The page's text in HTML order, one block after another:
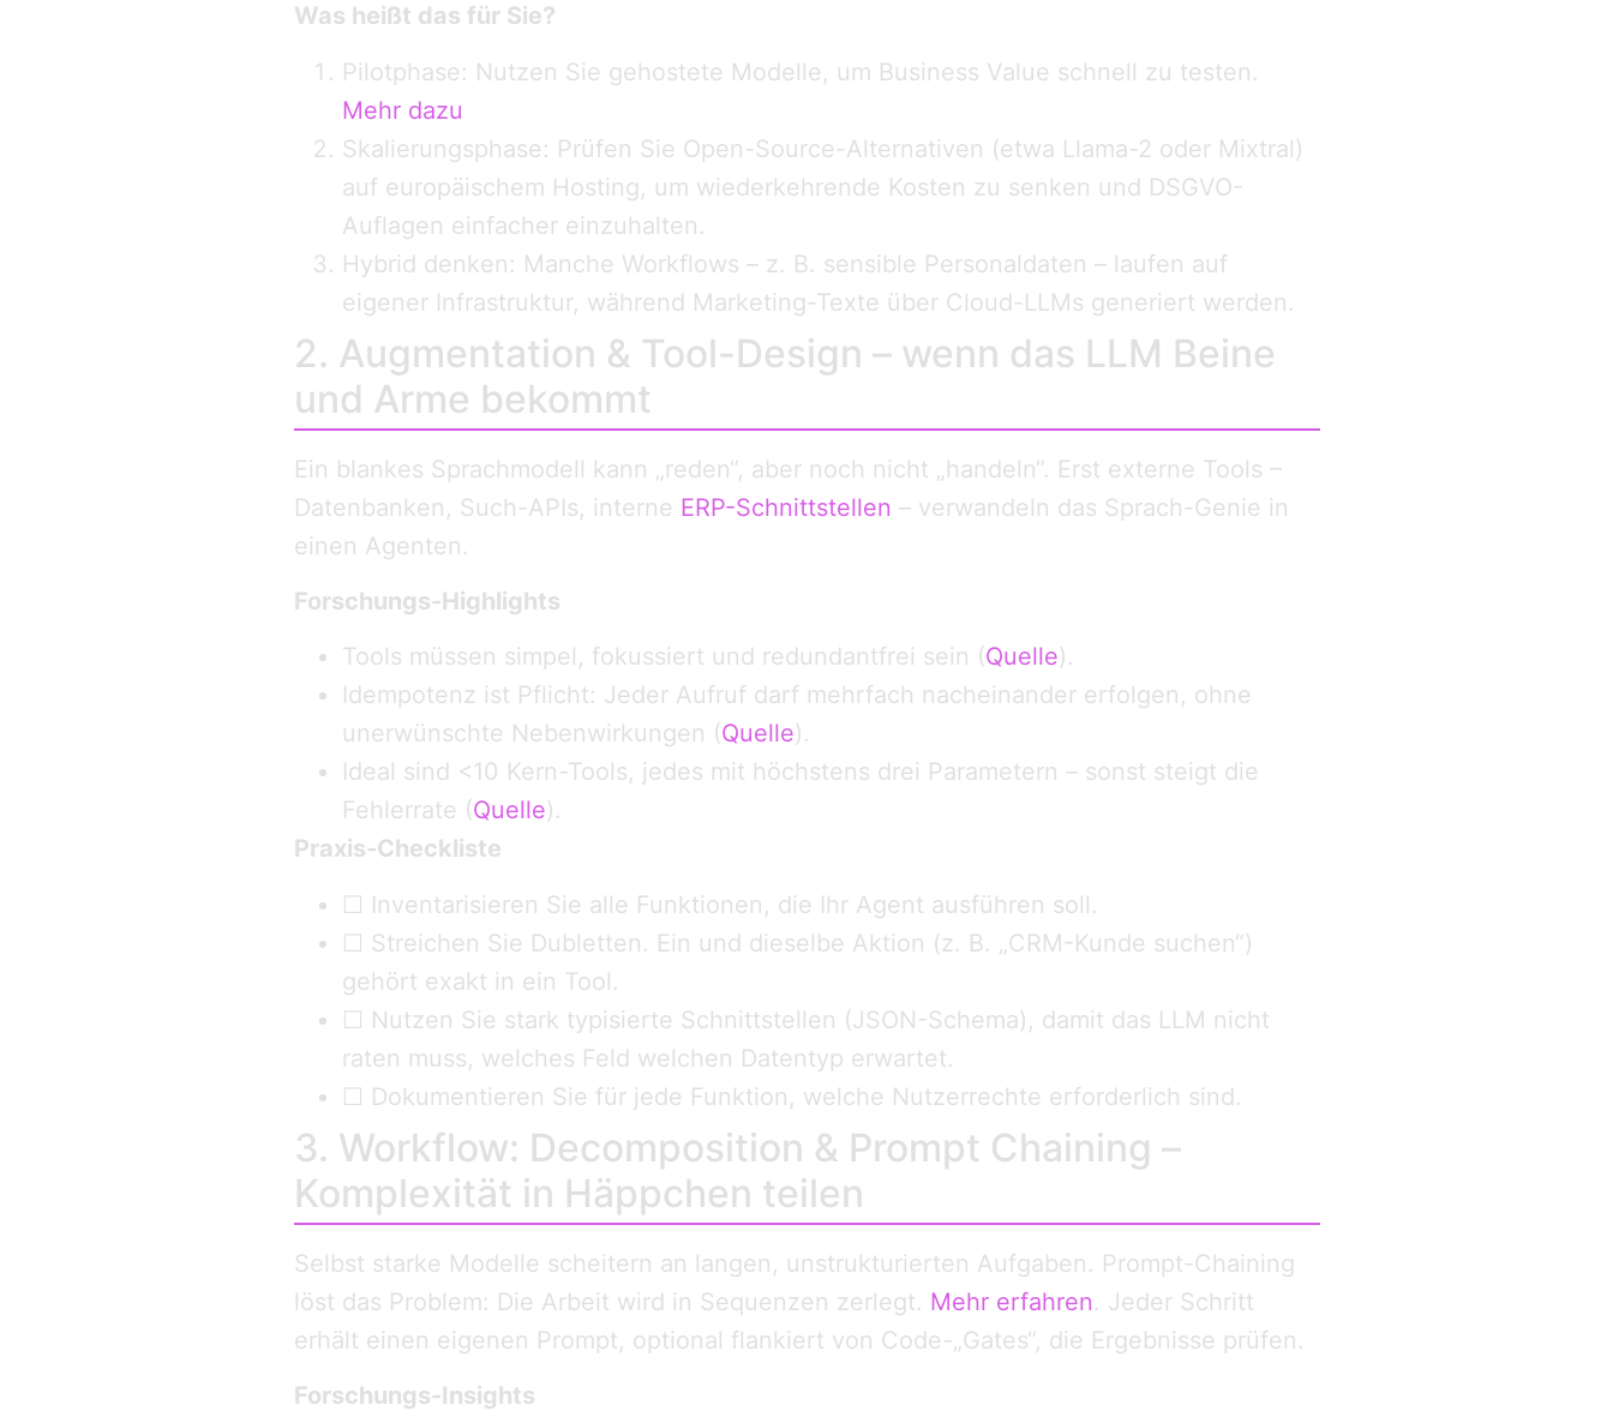
Was heißt das für Sie?
Pilotphase: Nutzen Sie gehostete Modelle, um Business Value schnell zu testen.
Mehr dazu
Skalierungsphase: Prüfen Sie Open-Source-Alternativen (etwa Llama-2 oder Mixtral)
auf europäischem Hosting, um wiederkehrende Kosten zu senken und DSGVO-
Auflagen einfacher einzuhalten.
Hybrid denken: Manche Workflows – z. B. sensible Personaldaten – laufen auf
eigener Infrastruktur, während Marketing-Texte über Cloud-LLMs generiert werden.
2. Augmentation & Tool-Design – wenn das LLM Beine
und Arme bekommt
Ein blankes Sprachmodell kann „reden“, aber noch nicht „handeln“. Erst externe Tools –
Datenbanken, Such-APIs, interne ERP-Schnittstellen – verwandeln das Sprach-Genie in
einen Agenten.
Forschungs-Highlights
Tools müssen simpel, fokussiert und redundantfrei sein (Quelle).
Idempotenz ist Pflicht: Jeder Aufruf darf mehrfach nacheinander erfolgen, ohne
unerwünschte Nebenwirkungen (Quelle).
Ideal sind <10 Kern-Tools, jedes mit höchstens drei Parametern – sonst steigt die
Fehlerrate (Quelle).
Praxis-Checkliste
☐ Inventarisieren Sie alle Funktionen, die Ihr Agent ausführen soll.
☐ Streichen Sie Dubletten. Ein und dieselbe Aktion (z. B. „CRM-Kunde suchen“)
gehört exakt in ein Tool.
☐ Nutzen Sie stark typisierte Schnittstellen (JSON-Schema), damit das LLM nicht
raten muss, welches Feld welchen Datentyp erwartet.
☐ Dokumentieren Sie für jede Funktion, welche Nutzerrechte erforderlich sind.
3. Workflow: Decomposition & Prompt Chaining –
Komplexität in Häppchen teilen
Selbst starke Modelle scheitern an langen, unstrukturierten Aufgaben. Prompt-Chaining
löst das Problem: Die Arbeit wird in Sequenzen zerlegt. Mehr erfahren. Jeder Schritt
erhält einen eigenen Prompt, optional flankiert von Code-„Gates“, die Ergebnisse prüfen.
Forschungs-Insights